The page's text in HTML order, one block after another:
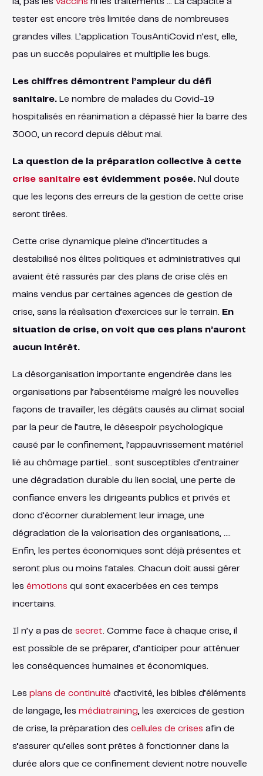
tester est encore très limitée dans de nombreuses
grandes villes. L’application TousAntiCovid n’est, elle,
pas un succès populaires et multiplie les bugs.
Les chiffres démontrent l’ampleur du défi
sanitaire.Le nombre de malades du Covid-19
hospitalisés en réanimation a dépassé hier la barre des
3000, un record depuis début mai.
La question de la préparation collective à cette
crise sanitaireest évidemment posée.Nul doute
que les leçons des erreurs de la gestion de cette crise
seront tirées.
Cette crise dynamique pleine d’incertitudes a
destabilisé nos élites politiques et administratives qui
avaient été rassurés par des plans de crise clés en
mains vendus par certaines agences de gestion de
crise, sans la réalisation d’exercices sur le terrain. En
situation de crise, on voit que ces plans n’auront
aucun intérêt.
La désorganisation importante engendrée dans les
organisations par l’absentéisme malgré les nouvelles
façons de travailler, les dégâts causés au climat social
par la peur de l’autre, le désespoir psychologique
causé par le confinement, l’appauvrissement matériel
lié au chômage partiel… sont susceptibles d’entrainer
une dégradation durable du lien social, une perte de
confiance envers les dirigeants publics et privés et
donc d’écorner durablement leur image, une
dégradation de la valorisation des organisations, ….
Enfin, les pertes économiques sont déjà présentes et
seront plus ou moins fatales. Chacun doit aussi gérer
les émotions qui sont exacerbées en ces temps
incertains.
Il n’y a pas de secret . Comme face à chaque crise, il
est possible de se préparer, d’anticiper pour atténuer
les conséquences humaines et économiques.
Les plans de continuité d’activité, les bibles d’éléments
de langage, les médiatraining , les exercices de gestion
de crise, la préparation des cellules de crises afin de
s’assurer qu’elles sont prêtes à fonctionner dans la
durée alors que ce confinement devient notre nouvelle